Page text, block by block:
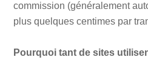
commission (généralement
plus quelques centimes par
Pourquoi tant de sites